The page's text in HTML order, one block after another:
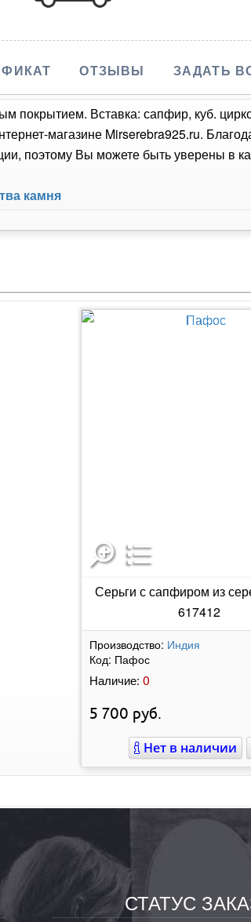
ОТЗЫВЫ ЗАДАТЬ
покрытием. Вставка: сапфир, куб.
магазине Mirserebra925.ru.
поэтому Вы можете быть уверены в
камня
Серьги с сапфиром из
617412
Производство: Индия
Код: Пафос
Наличие: 0
5 700 руб.
Нет в наличии
СТАТУС